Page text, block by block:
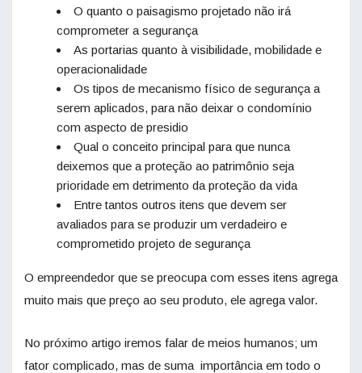
O quanto o paisagismo projetado não irá
comprometer a segurança
As portarias quanto à visibilidade, mobilidade e
operacionalidade
Os tipos de mecanismo físico de segurança a
serem aplicados, para não deixar o condomínio
com aspecto de presidio
Qual o conceito principal para que nunca
deixemos que a proteção ao patrimônio seja
prioridade em detrimento da proteção da vida
Entre tantos outros itens que devem ser
avaliados para se produzir um verdadeiro e
comprometido projeto de segurança
O empreendedor que se preocupa com esses itens agrega
muito mais que preço ao seu produto, ele agrega valor.
No próximo artigo iremos falar de meios humanos; um
fator complicado, mas de suma importância em todo o